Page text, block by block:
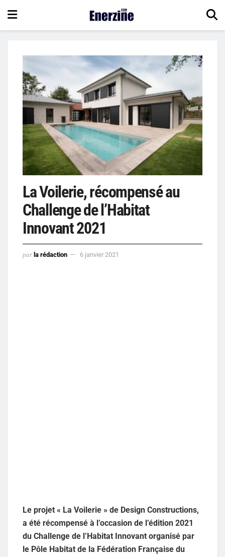
La Voilerie, récompensé au
Challenge de l’Habitat
Innovant 2021
par la rédaction 6 janvier 2021
Le projet « La Voilerie » de Design Constructions,
a été récompensé à l’occasion de l’édition 2021
du Challenge de l’Habitat Innovant organisé par
le Pôle Habitat de la Fédération Française du